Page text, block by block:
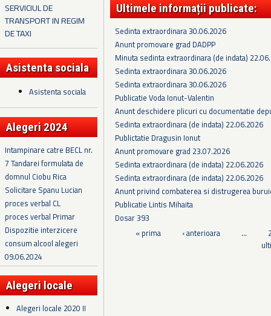
SERVICIUL DE
TRANSPORT IN REGIM
DE TAXI
Asistenta sociala
Asistenta sociala
Alegeri 2024
Intampinare catre BECL nr.
7 Tandarei formulata de
domnul Ciobu Rica
Solicitare Spanu Lucian
proces verbal CL
proces verbal Primar
Dispozitie interzicere
consum alcool alegeri
09.06.2024
Alegeri locale
Alegeri locale 2020 II
Ultimele informații publicate:
Sedinta extraordinara 30.06.2026
Anunt promovare grad DADPP
Minuta sedinta extraordinara (de indata)
Sedinta extraordinara 30.06.2026
Sedinta extraordinara 30.06.2026
Publicatie Voda Ionut-Valentin
Anunt deschidere plicuri cu documentatie
Sedinta extraordinara (de indata) 22.06.2026
Publictatie Dragusin Ionut
Anunt promovare grad 23.07.2026
Sedinta extraordinara (de indata) 22.06.2026
Sedinta extraordinara (de indata) 22.06.2026
Anunt privind combaterea si distrugerea
Publicatie Lintis Mihaita
Dosar 393
Pagini
« prima ‹ anterioara …